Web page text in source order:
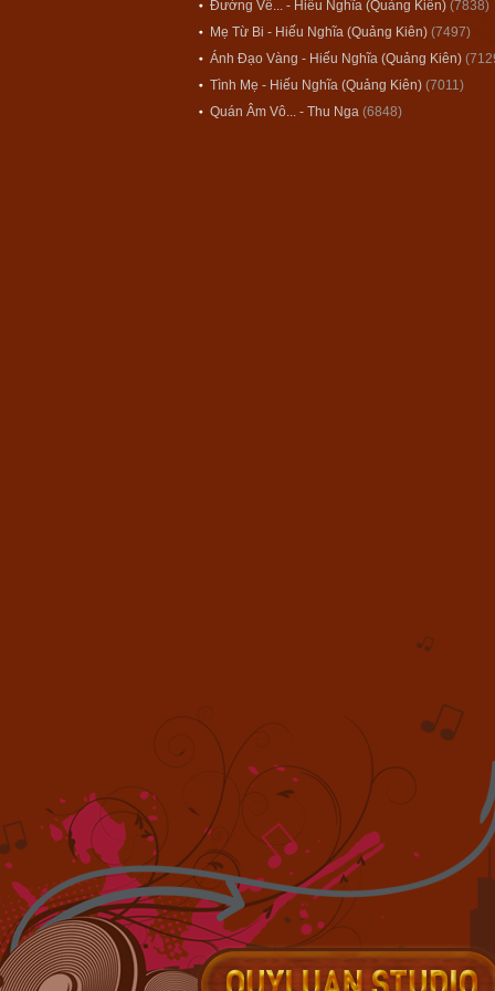
Đường Về... - Hiếu Nghĩa (Quảng Kiên) (7838)
Mẹ Từ Bi - Hiếu Nghĩa (Quảng Kiên) (7497)
Ánh Đạo Vàng - Hiếu Nghĩa (Quảng Kiên)
Tình Mẹ - Hiếu Nghĩa (Quảng Kiên) (7011)
Quán Âm Vô... - Thu Nga (6848)